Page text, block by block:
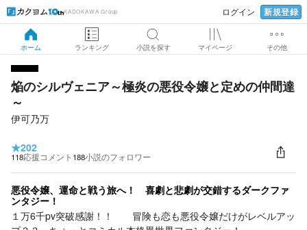
KADOKAWA Group ログイン 新規登録
ホーム ランキング 小説を探す マイページ その他
焔のシルヴェニア～極炎の悪役令嬢と定めの仲間達
～
伊可乃万
★202
118応援コメント 188小説のフォロワー
悪役令嬢、運命と戦う旅へ！ 喜劇と悲劇が交錯するダークファ
ンタジー！
１万6千pv突破感謝！！ 冒険も恋も悪役令嬢だけがレベルアッ